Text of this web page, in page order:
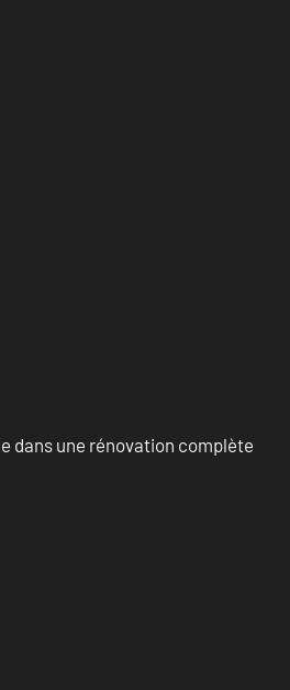
dans une rénovation complète